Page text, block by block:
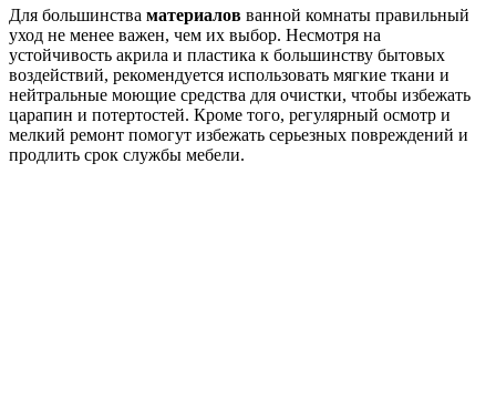
Для большинства материалов ванной комнаты правильный
уход не менее важен, чем их выбор. Несмотря на
устойчивость акрила и пластика к большинству бытовых
воздействий, рекомендуется использовать мягкие ткани и
нейтральные моющие средства для очистки, чтобы избежать
царапин и потертостей. Кроме того, регулярный осмотр и
мелкий ремонт помогут избежать серьезных повреждений и
продлить срок службы мебели.